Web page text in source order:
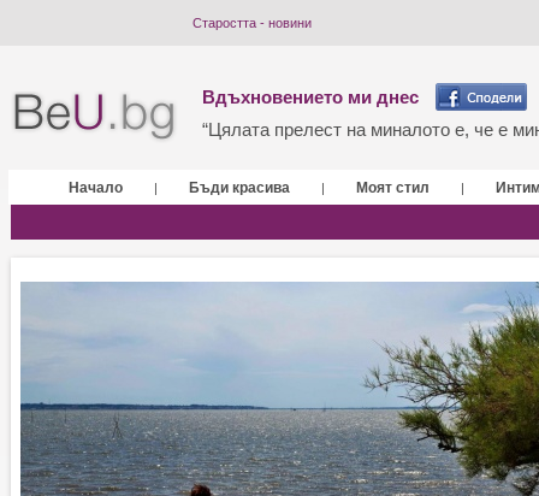
Старостта - новини
Вдъхновението ми днес
“Цялата прелест на миналото е, че е
Начало | Бъди красива | Моят стил |